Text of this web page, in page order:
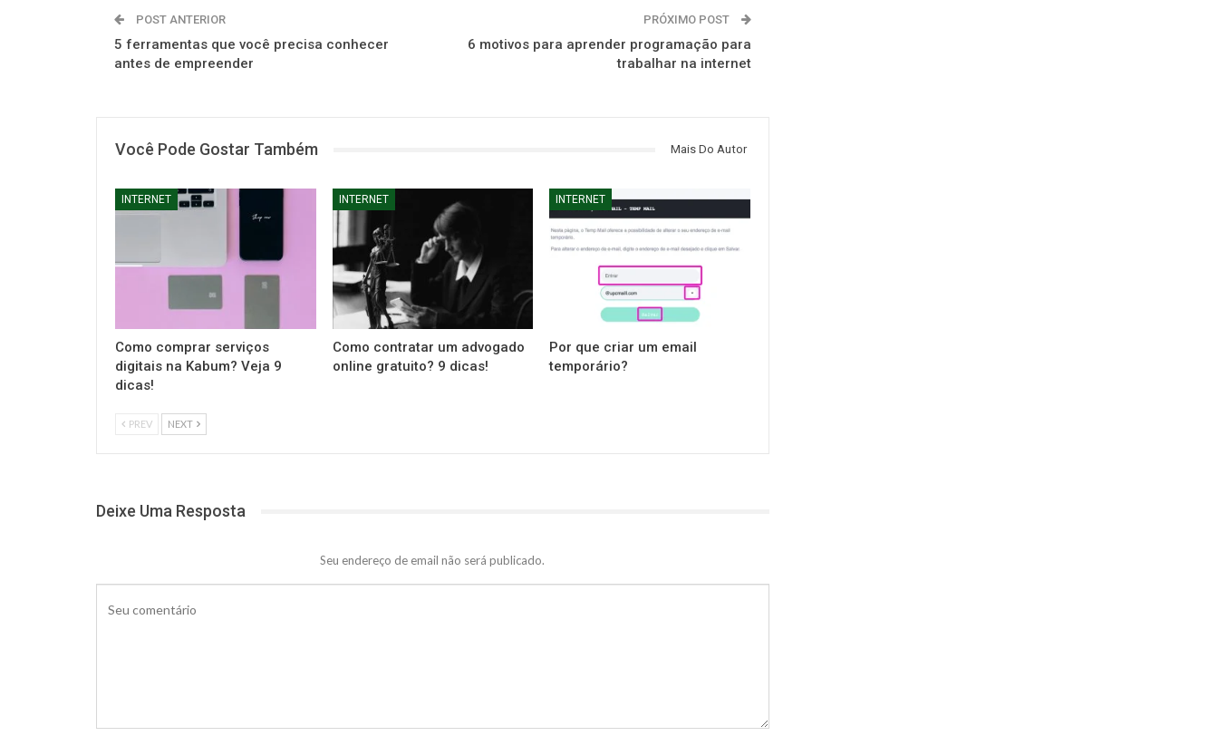
POST ANTERIOR
5 ferramentas que você precisa conhecer
antes de empreender
PRÓXIMO POST
6 motivos para aprender programação para
trabalhar na internet
Você Pode Gostar Também Mais Do Autor
INTERNET
Como comprar serviços
digitais na Kabum? Veja 9
dicas!
INTERNET
Como contratar um advogado
online gratuito? 9 dicas!
INTERNET
Por que criar um email
temporário?
PREV NEXT
Deixe Uma Resposta
Seu endereço de email não será publicado.